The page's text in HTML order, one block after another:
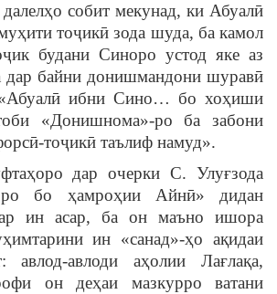
собит мекунад, ки Абуалӣ
тоҷикӣ зода шуда, ба камол
будани Синоро устод яке аз
дар байни донишмандони шуравӣ
ибни Сино… бо хоҳиши
«Донишнома»-ро ба забони
тоҷикӣ таълиф намуд».
дар очерки С. Улуғзода
бо ҳамроҳии Айнӣ» дидан
ин асар, ба он маъно ишора
ин «санад»-ҳо ақидаи
авлод-авлоди аҳолии Лағлақа,
он деҳаи мазкурро ватани